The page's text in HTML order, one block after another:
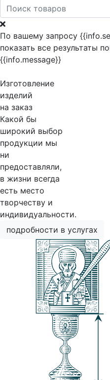
По вашему запросу
показать все результаты
{{info.message}}
Изготовление
изделий
на заказ
Какой бы
широкий выбор
продукции мы
ни
предоставляли,
в жизни всегда
есть место
творчеству и
индивидуальности.
подробности в услугах